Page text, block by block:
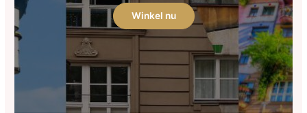
Winkel nu